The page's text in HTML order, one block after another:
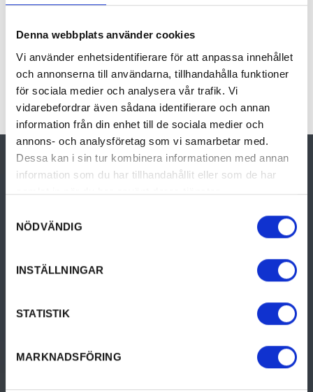
Denna webbplats använder cookies
Vi använder enhetsidentifierare för att anpassa innehållet
och annonserna till användarna, tillhandahålla funktioner
för sociala medier och analysera vår trafik. Vi
vidarebefordrar även sådana identifierare och annan
information från din enhet till de sociala medier och
annons- och analysföretag som vi samarbetar med.
Dessa kan i sin tur kombinera informationen med annan
information som du har tillhandahållit eller som de har
samlat in när du har använt deras tjänster.
NÖDVÄNDIG
INSTÄLLNINGAR
STATISTIK
MARKNADSFÖRING
Hantverksgatan 22, Filipstad (kommunhuset)